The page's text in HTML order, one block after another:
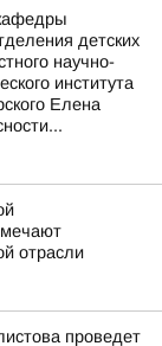
детских
научно-
института
Елена
отрасли
проведет